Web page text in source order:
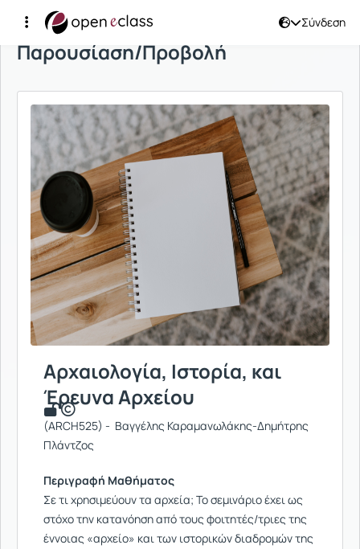
Σύνδεση
Παρουσίαση/Προβολή
Αρχαιολογία, Ιστορία, και
Έρευνα Αρχείου
(ARCH525) - Βαγγέλης Καραμανωλάκης-Δημήτρης
Πλάντζος
Περιγραφή Μαθήματος
Σε τι χρησιμεύουν τα αρχεία; Το σεμινάριο έχει ως
στόχο την κατανόηση από τους φοιτητές/τριες της
έννοιας «αρχείο» και των ιστορικών διαδρομών της